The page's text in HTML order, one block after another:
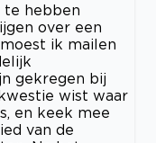
te hebben
over een
ik mailen
gekregen bij
wist waar
en keek mee
van de